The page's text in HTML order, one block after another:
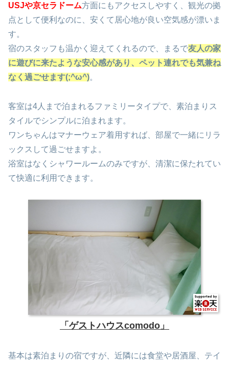
USJや京セラドーム方面にもアクセスしやすく、観光の拠
点として便利なのに、安くて居心地が良い空気感が漂いま
す。
宿のスタッフも温かく迎えてくれるので、まるで友人の家
に遊びに来たような安心感があり、ペット連れでも気兼ね
なく過ごせます(;^ω^)。
客室は4人まで泊まれるファミリータイプで、素泊まりス
タイルでシンプルに泊まれます。
ワンちゃんはマナーウェア着用すれば、部屋で一緒にリラ
ックスして過ごせますよ。
浴室はなくシャワールームのみですが、清潔に保たれてい
て快適に利用できます。
「ゲストハウスcomodo」
基本は素泊まりの宿ですが、近隣には食堂や居酒屋、テイ